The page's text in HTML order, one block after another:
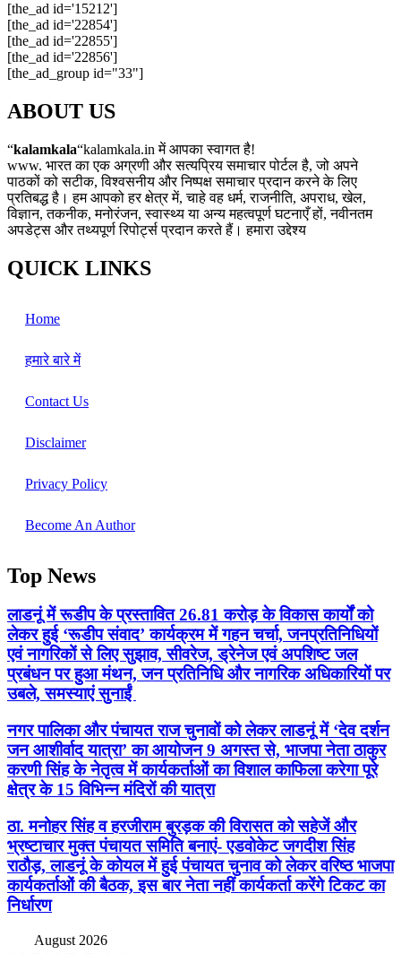
[the_ad id='15212']
[the_ad id='22854']
[the_ad id='22855']
[the_ad id='22856']
[the_ad_group id="33"]
ABOUT US
“kalamkala“kalamkala.in में आपका स्वागत है!
www. भारत का एक अग्रणी और सत्यप्रिय समाचार पोर्टल है, जो अपने
पाठकों को सटीक, विश्वसनीय और निष्पक्ष समाचार प्रदान करने के लिए
प्रतिबद्ध है। हम आपको हर क्षेत्र में, चाहे वह धर्म, राजनीति, अपराध, खेल,
विज्ञान, तकनीक, मनोरंजन, स्वास्थ्य या अन्य महत्वपूर्ण घटनाएँ हों, नवीनतम
अपडेट्स और तथ्यपूर्ण रिपोर्ट्स प्रदान करते हैं। हमारा उद्देश्य
QUICK LINKS
Home
हमारे बारे में
Contact Us
Disclaimer
Privacy Policy
Become An Author
Top News
लाडनूं में रूडीप के प्रस्तावित 26.81 करोड़ के विकास कार्यों को
लेकर हुई ‘रूडीप संवाद’ कार्यक्रम में गहन चर्चा, जनप्रतिनिधियों
एवं नागरिकों से लिए सुझाव, सीवरेज, ड्रेनेज एवं अपशिष्ट जल
प्रबंधन पर हुआ मंथन, जन प्रतिनिधि और नागरिक अधिकारियों पर
उबले, समस्याएं सुनाईं
नगर पालिका और पंचायत राज चुनावों को लेकर लाडनूं में ‘देव दर्शन
जन आशीर्वाद यात्रा’ का आयोजन 9 अगस्त से, भाजपा नेता ठाकुर
करणी सिंह के नेतृत्व में कार्यकर्ताओं का विशाल काफिला करेगा पूरे
क्षेत्र के 15 विभिन्न मंदिरों की यात्रा
ठा. मनोहर सिंह व हरजीराम बुरड़क की विरासत को सहेजें और
भ्रष्टाचार मुक्त पंचायत समिति बनाएं- एडवोकेट जगदीश सिंह
राठौड़, लाडनूं के कोयल में हुई पंचायत चुनाव को लेकर वरिष्ठ भाजपा
कार्यकर्ताओं की बैठक, इस बार नेता नहीं कार्यकर्ता करेंगे टिकट का
निर्धारण
August 2026